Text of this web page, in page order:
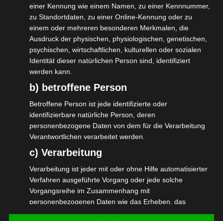
Die Vertreter:innen berichteten von ihren
Treffen mit Bundes- und
Landespolitiker:innen,
Gerichtsentscheidungen und strategischen
Überlegungen.
Dieser Austausch ist wichtig für uns, da die
Verbände so den Faden anderer Verbände
aufnehmen können und wir alle in dieselbe
Richtung argumentieren und agieren.
Zudem ist durch die Vielzahl an
verschiedenen Branchen von Notärzten
über freie Handwerker, Wissensarbeiter,
Interimsmanager, IT, Filmschnitt,
Dolmetscher und Übersetzer, Designer,
einer Kennung wie einem Namen, zu einer Kennnummer,
zu Standortdaten, zu einer Online-Kennung oder zu
einem oder mehreren besonderen Merkmalen, die
Ausdruck der physischen, physiologischen, genetischen,
psychischen, wirtschaftlichen, kulturellen oder sozialen
Identität dieser natürlichen Person sind, identifiziert
werden kann.
b) betroffene Person
Betroffene Person ist jede identifizierte oder
identifizierbare natürliche Person, deren
personenbezogene Daten von dem für die Verarbeitung
Verantwortlichen verarbeitet werden.
c) Verarbeitung
Verarbeitung ist jeder mit oder ohne Hilfe automatisierter
Verfahren ausgeführte Vorgang oder jede solche
Vorgangsreihe im Zusammenhang mit
personenbezogenen Daten wie das Erheben, das
Erfassen, die Organisation, das Ordnen, die Speicherung,